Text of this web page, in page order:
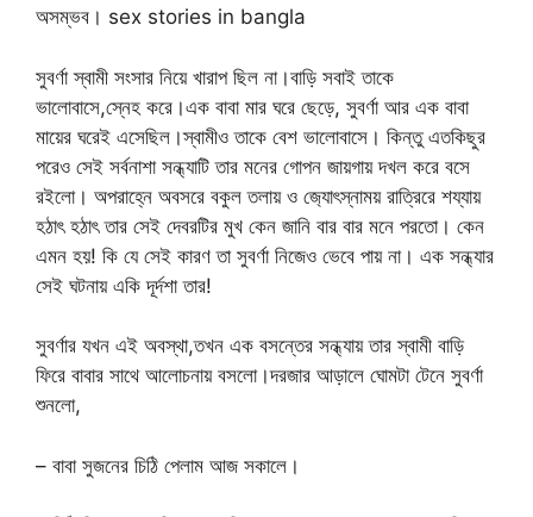
অসম্ভব। sex stories in bangla
সুবর্ণা স্বামী সংসার নিয়ে খারাপ ছিল না।বাড়ি সবাই তাকে
ভালোবাসে,স্নেহ করে।এক বাবা মার ঘরে ছেড়ে, সুবর্ণা আর এক বাবা
মায়ের ঘরেই এসেছিল।স্বামীও তাকে বেশ ভালোবাসে। কিন্তু এতকিছুর
পরেও সেই সর্বনাশা সন্ধ্যাটি তার মনের গোপন জায়গায় দখল করে বসে
রইলো। অপরাহ্নে অবসরে বকুল তলায় ও জ‍্যোৎস্নাময় রাত্রিরে শয্যায়
হঠাৎ হঠাৎ তার সেই দেবরটির মুখ কেন জানি বার বার মনে পরতো। কেন
এমন হয়! কি যে সেই কারণ তা সুবর্ণা নিজেও ভেবে পায় না। এক সন্ধ্যার
সেই ঘটনায় একি দূর্দশা তার!
সুবর্ণার যখন এই অবস্থা,তখন এক বসন্তের সন্ধ্যায় তার স্বামী বাড়ি
ফিরে বাবার সাথে আলোচনায় বসলো।দরজার আড়ালে ঘোমটা টেনে সুবর্ণা
শুনলো,
– বাবা সুজনের চিঠি পেলাম আজ সকালে।